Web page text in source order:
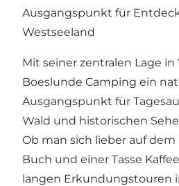
Ausgangspunkt für
Westseeland
Mit seiner zentralen Lage
Boeslunde Camping ein
Ausgangspunkt für
Wald und historischen
Ob man sich lieber auf
Buch und einer Tasse
langen Erkundungstouren